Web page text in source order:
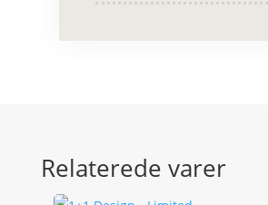
Relaterede varer